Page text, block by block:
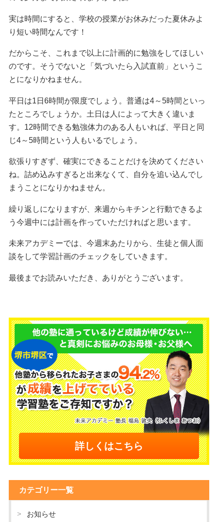
実は時間にすると、学校の授業がお休みだった夏休みよ
り短い時間なんです！
だからこそ、これまで以上に計画的に勉強をしてほしい
のです。そうでないと「気づいたら入試直前」というこ
とになりかねません。
平日は1日6時間が限度でしょう。普通は4～5時間といっ
たところでしょうか。土日は人によって大きく違いま
す。12時間できる勉強体力のある人もいれば、平日と同
じ4～5時間という人もいるでしょう。
欲張りすぎず、確実にできることだけを決めてください
ね。詰め込みすぎると出来なくて、自分を追い込んでし
まうことになりかねません。
繰り返しになりますが、来週からキチンと行動できるよ
う今週中には計画を作っていただければと思います。
未来アカデミーでは、今週末あたりから、生徒と個人面
談をして学習計画のチェックをしていきます。
最後までお読みいただき、ありがとうございます。
詳しくはこちら
カテゴリー一覧
お知らせ